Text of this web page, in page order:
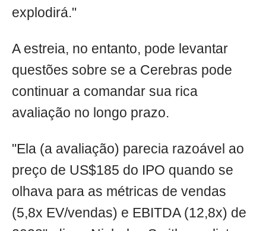
explodirá."
A estreia, no entanto, pode levantar
questões sobre se a Cerebras pode
continuar a comandar sua rica
avaliação no longo prazo.
"Ela (a avaliação) parecia razoável ao
preço de US$185 do IPO quando se
olhava para as métricas de vendas
(5,8x EV/vendas) e EBITDA (12,8x) de